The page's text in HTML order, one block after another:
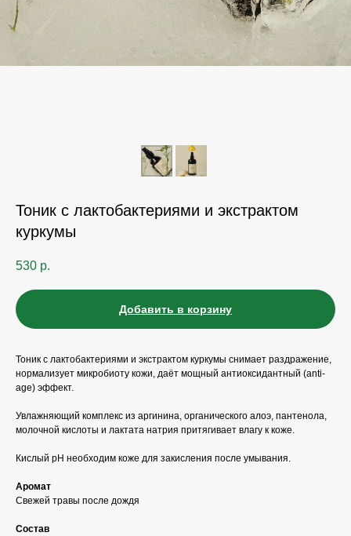
Тоник с лактобактериями и экстрактом
куркумы
530 р.
Добавить в корзину
Тоник с лактобактериями и экстрактом куркумы снимает раздражение,
нормализует микробиоту кожи, даёт мощный антиоксидантный (anti-
age) эффект.
Увлажняющий комплекс из аргинина, органического алоэ, пантенола,
молочной кислоты и лактата натрия притягивает влагу к коже.
Кислый рН необходим коже для закисления после умывания.
Аромат
Свежей травы после дождя
Состав